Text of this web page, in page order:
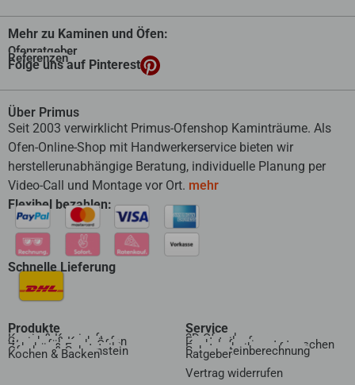
Mehr zu Kaminen und Öfen:
Ofenratgeber
Referenzen
Folge uns auf Pinterest
Über Primus
Seit 2003 verwirklicht Primus-Ofenshop Kaminträume. Als
Ofen-Online-Shop mit Handwerkerservice bieten wir
herstellerunabhängige Beratung, individuelle Planung per
Video-Call und Montage vor Ort. mehr
Flexibel bezahlen:
Schnelle Lieferung
Produkte
Kamin & Kaminofen
Speicher & Kachelofen
Wasserführende Öfen
Zubehör & Ersatzteile
Ofenbau & Schornstein
Kochen & Backen
Service
3D Ofenplanung
Ersatzteilanfrage
Kachelofeneinsatz tauschen
Ersatzscheibenanfrage
Schornsteinberechnung
Ratgeber
Vertrag widerrufen​